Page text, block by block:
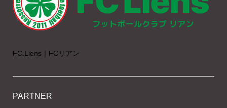
FC.Liens｜FCリアン
PARTNER